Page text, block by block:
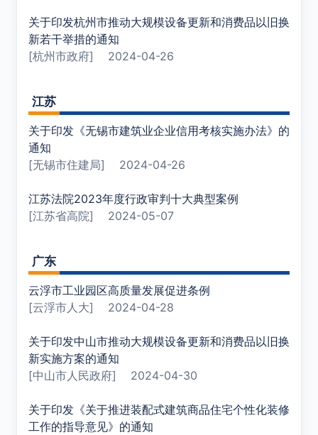
关于印发杭州市推动大规模设备更新和消费品以旧换
新若干举措的通知
[杭州市政府] 2024-04-26
江苏
关于印发《无锡市建筑业企业信用考核实施办法》的
通知
[无锡市住建局] 2024-04-26
江苏法院2023年度行政审判十大典型案例
[江苏省高院] 2024-05-07
广东
云浮市工业园区高质量发展促进条例
[云浮市人大] 2024-04-28
关于印发中山市推动大规模设备更新和消费品以旧换
新实施方案的通知
[中山市人民政府] 2024-04-30
关于印发《关于推进装配式建筑商品住宅个性化装修
工作的指导意见》的通知